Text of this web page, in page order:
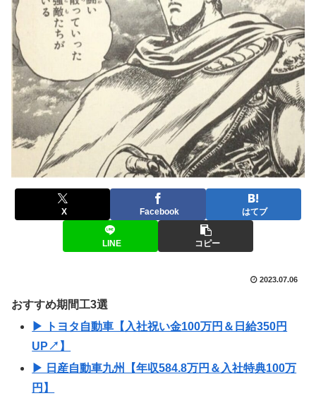
X Facebook はてブ
LINE コピー
2023.07.06
おすすめ期間工3選
▶ トヨタ自動車【入社祝い金100万円＆日給350円
UP↗】
▶ 日産自動車九州【年収584.8万円＆入社特典100万
円】